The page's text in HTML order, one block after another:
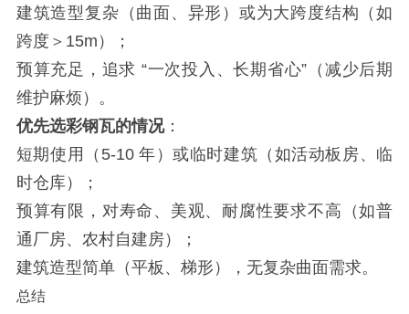
建筑造型复杂（曲面、异形）或为大跨度结构（如
跨度＞15m）；
预算充足，追求 “一次投入、长期省心”（减少后期
维护麻烦）。
优先选彩钢瓦的情况：
短期使用（5-10 年）或临时建筑（如活动板房、临
时仓库）；
预算有限，对寿命、美观、耐腐性要求不高（如普
通厂房、农村自建房）；
建筑造型简单（平板、梯形），无复杂曲面需求。
总结